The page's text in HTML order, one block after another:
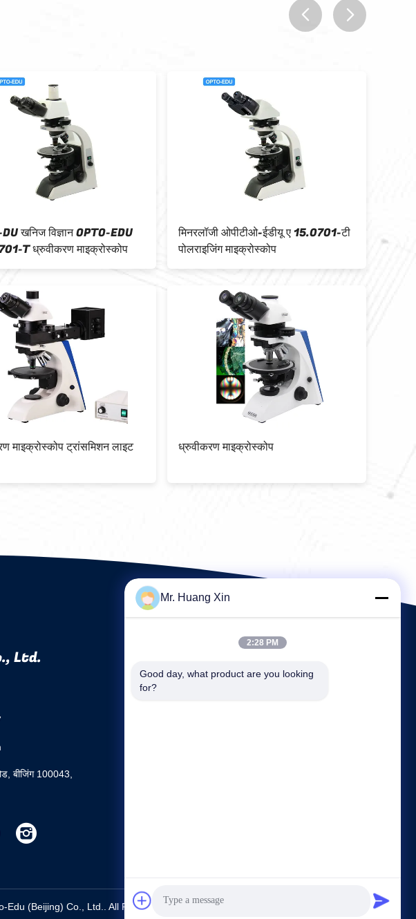
त्रिकोणीय ध्रुवीकरण प्रकाश माइक्रोस्कोप
OPTO-EDU A15.1091-T plm
ध्रुवीकृत प्रकाश माइक्रोस्कोपी मैनुअल
ट्रांसमिट 12V 100W हेलोजन अर्ध APO
WF10x / 18 मिमी ध्रुवीकृत प्रकाश
पोर्टेबल बोनोकुलर पोलराइजिंग लाइट
A15.0022
Ltd.
बीजिंग 100043,
述
Edu (Beijing) Co., Ltd.. All Rights Reserved.
Mr. Huang Xin
2:28 PM
Good day, what product are you looking
for?